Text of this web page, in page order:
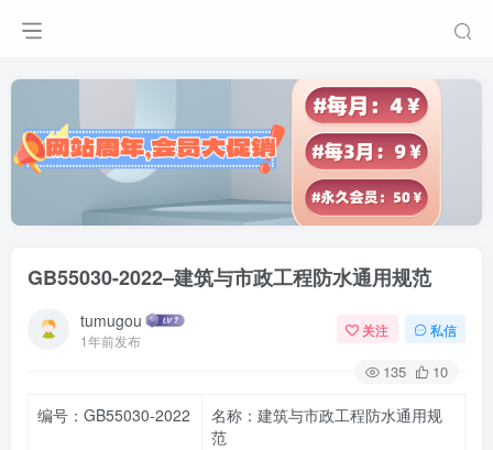
GB55030-2022–建筑与市政工程防水通用规范
tumugou
1年前发布
关注 私信
135 10
编号：GB55030-2022
名称：建筑与市政工程防水通用规
范